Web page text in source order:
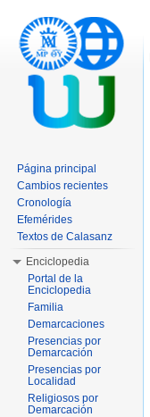
Página principal
Cambios recientes
Cronología
Efemérides
Textos de Calasanz
Enciclopedia
Portal de la
Enciclopedia
Familia
Demarcaciones
Presencias por
Demarcación
Presencias por
Localidad
Religiosos por
Demarcación